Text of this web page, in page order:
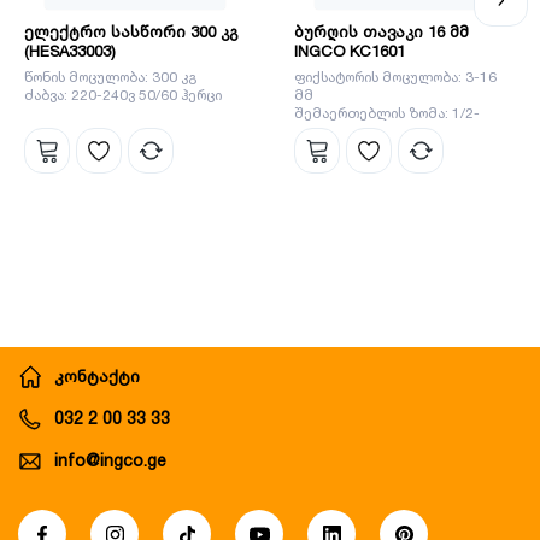
ელექტრო სასწორი 300 კგ
(HESA33003)
წონის მოცულობა: 300 კგ
ძაბვა: 220-240ვ 50/60 ჰერცი
ბურღის თავაკი 16 მმ
INGCO KC1601
ფიქსატორის მოცულობა: 3-16
მმ
შემაერთებლის ზომა: 1/2-
20UNF
კონტაქტი
032 2 00 33 33
info@ingco.ge